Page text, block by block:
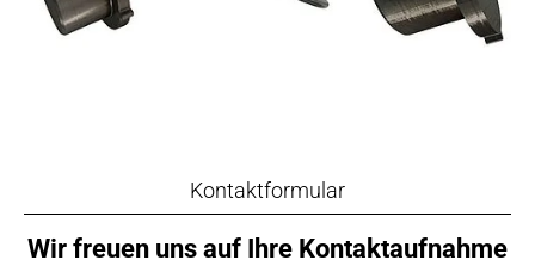
Kontaktformular
Wir freuen uns auf Ihre Kontaktaufnahme